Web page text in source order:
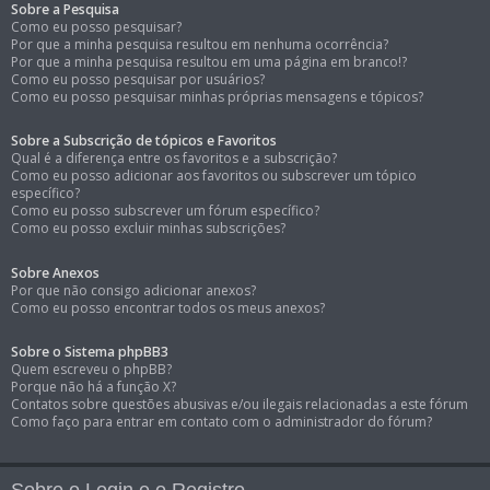
Sobre a Pesquisa
Como eu posso pesquisar?
Por que a minha pesquisa resultou em nenhuma ocorrência?
Por que a minha pesquisa resultou em uma página em branco!?
Como eu posso pesquisar por usuários?
Como eu posso pesquisar minhas próprias mensagens e tópicos?
Sobre a Subscrição de tópicos e Favoritos
Qual é a diferença entre os favoritos e a subscrição?
Como eu posso adicionar aos favoritos ou subscrever um tópico
específico?
Como eu posso subscrever um fórum específico?
Como eu posso excluir minhas subscrições?
Sobre Anexos
Por que não consigo adicionar anexos?
Como eu posso encontrar todos os meus anexos?
Sobre o Sistema phpBB3
Quem escreveu o phpBB?
Porque não há a função X?
Contatos sobre questões abusivas e/ou ilegais relacionadas a este fórum
Como faço para entrar em contato com o administrador do fórum?